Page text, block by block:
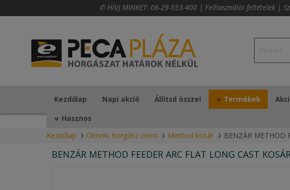
✆ HÍVJ MINKET: 06-29-553-400 | Felhasználói feltételek |
Kezdőlap Napi akció Állítsd össze! Termékek
Hasznos
Kezdőlap Ólmok, horgász ólom Method kosár BENZÁR METHOD
BENZÁR METHOD FEEDER ARC FLAT LONG CAST